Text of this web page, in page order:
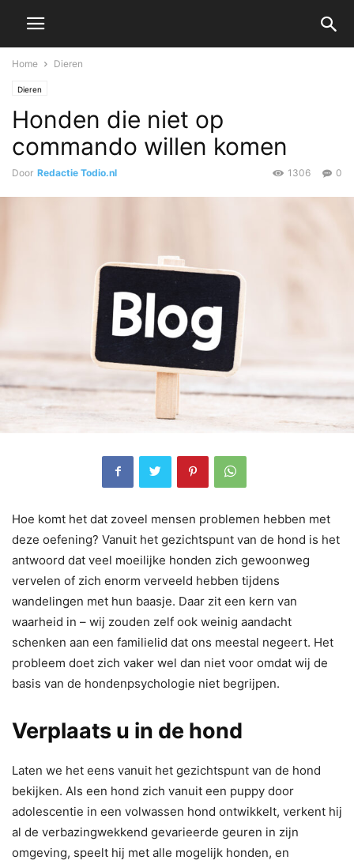
Home Dieren
Dieren
Honden die niet op
commando willen komen
Door Redactie Todio.nl 0
1306
Hoe komt het dat zoveel mensen problemen hebben met
deze oefening? Vanuit het gezichtspunt van de hond is het
antwoord dat veel moeilijke honden zich gewoonweg
vervelen of zich enorm verveeld hebben tijdens
wandelingen met hun baasje. Daar zit een kern van
waarheid in – wij zouden zelf ook weinig aandacht
schenken aan een familielid dat ons meestal negeert. Het
probleem doet zich vaker wel dan niet voor omdat wij de
basis van de hondenpsychologie niet begrijpen.
Verplaats u in de hond
Laten we het eens vanuit het gezichtspunt van de hond
bekijken. Als een hond zich vanuit een puppy door
adolescentie in een volwassen hond ontwikkelt, verkent hij
al de verbazingwekkend gevarieerde geuren in zijn
omgeving, speelt hij met alle mogelijk honden, en